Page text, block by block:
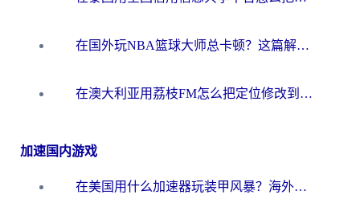
在国外玩NBA篮球大师总卡顿？这篇解决你所有海外看国内内容的烦恼
在澳大利亚用荔枝FM怎么把定位修改到中国国内？海外华人必看的内容访问指南
加速国内游戏
在美国用什么加速器玩装甲风暴？海外玩家亲测有效的国服游戏加速指南